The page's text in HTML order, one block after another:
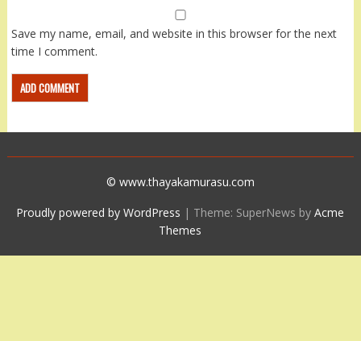
Save my name, email, and website in this browser for the next
time I comment.
© www.thayakamurasu.com
Proudly powered by WordPress | Theme: SuperNews byAcme
Themes